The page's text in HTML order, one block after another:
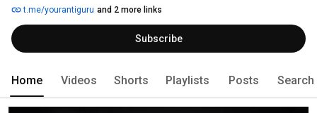
t.me/yourantiguru and 2 more links
Subscribe
Home Videos Shorts Playlists Posts Search